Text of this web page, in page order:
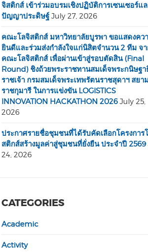
จิสติกส์ เข้าร่วมอบรมเชิงปฏิบัติการเซนเซอร์แ
ปัญญาประดิษฐ์ July 27, 2026
คณะโลจิสติกส์ มหาวิทยาลัยบูรพา ขอแสดงคว
ยินดีและร่วมส่งกำลังใจแก่นิสิตจำนวน 2 ทีม จ
คณะโลจิสติกส์ เพื่อผ่านเข้าสู่รอบตัดสิน (Final
Round) ชิงถ้วยพระราชทานสมเด็จพระกนิษฐา
ราชเจ้า กรมสมเด็จพระเทพรัตนราชสุดาฯ สยา
ราชกุมารี ในการแข่งขัน LOGISTICS
INNOVATION HACKATHON 2026 July 25,
2026
ประกาศรายชื่อชุมชนที่ได้รับคัดเลือกโครงการ
สติกส์สร้างมูลค่าสู่ชุมชนที่ยั่งยืน ประจำปี 2569
24, 2026
CATEGORIES
Academic
Activity